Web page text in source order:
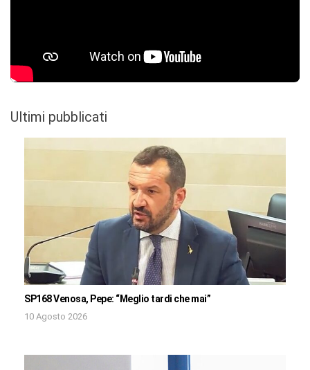
Ultimi pubblicati
SP168 Venosa, Pepe: “Meglio tardi che mai”
10 Agosto 2026